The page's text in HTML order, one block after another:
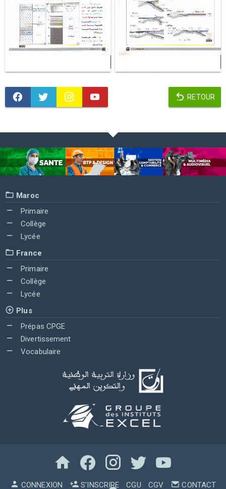
RETOUR
Maroc
Primaire
Collège
Lycée
France
Primaire
Collège
Lycée
Plus
Prépas CPGE
Divertissement
Vocabulaire
CONNEXION S'INSCRIRE CGU CGV CONTACT